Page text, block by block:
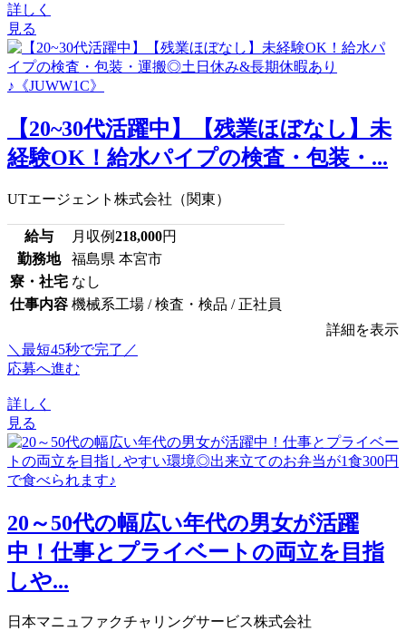
詳しく
見る
【20~30代活躍中】【残業ほぼなし】未
経験OK！給水パイプの検査・包装・...
UTエージェント株式会社（関東）
給与 月収例218,000円
勤務地
福島県 本宮市
寮・社宅 なし
仕事内容 機械系工場 / 検査・検品 / 正社員
詳細を表示
＼最短45秒で完了／
応募へ進む
詳しく
見る
20～50代の幅広い年代の男女が活躍
中！仕事とプライベートの両立を目指
しや...
日本マニュファクチャリングサービス株式会社